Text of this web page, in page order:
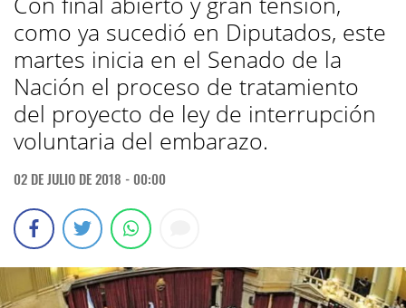
como ya sucedió en Diputados, este
martes inicia en el Senado de la
Nación el proceso de tratamiento
del proyecto de ley de interrupción
voluntaria del embarazo.
02 DE JULIO DE 2018 - 00:00